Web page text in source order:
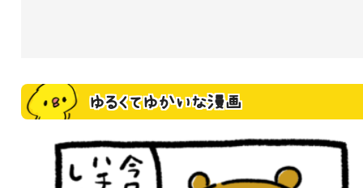
ゆるくてゆかいな漫画